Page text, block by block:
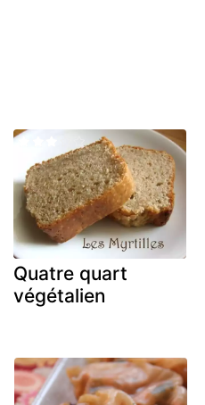
Quatre quart
végétalien